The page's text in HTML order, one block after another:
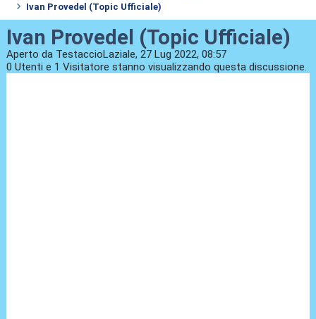
Ivan Provedel (Topic Ufficiale)
Ivan Provedel (Topic Ufficiale)
Aperto da TestaccioLaziale, 27 Lug 2022, 08:57
0 Utenti e 1 Visitatore stanno visualizzando questa discussione.